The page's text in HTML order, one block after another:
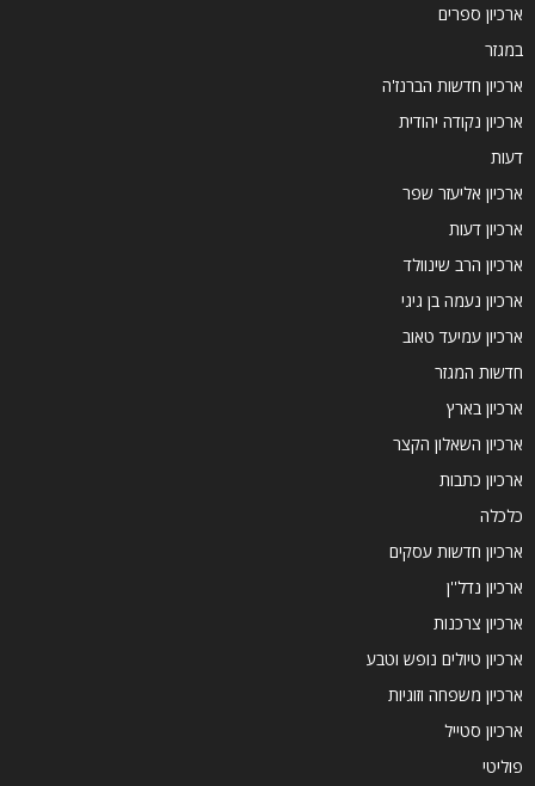
ארכיון ספרים
במגזר
ארכיון חדשות הברנז'ה
ארכיון נקודה יהודית
דעות
ארכיון אליעזר שפר
ארכיון דעות
ארכיון הרב שינוולד
ארכיון נעמה בן גיגי
ארכיון עמיעד טאוב
חדשות המגזר
ארכיון בארץ
ארכיון השאלון הקצר
ארכיון כתבות
כלכלה
ארכיון חדשות עסקים
ארכיון נדל''ן
ארכיון צרכנות
ארכיון טיולים נופש וטבע
ארכיון משפחה וזוגיות
ארכיון סטייל
פוליטי